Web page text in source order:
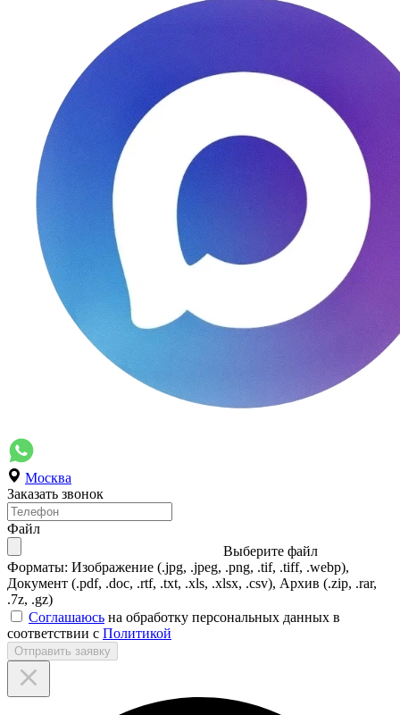
Москва
Заказать звонок
Файл
Выберите файл
Форматы: Изображение (.jpg, .jpeg, .png, .tif, .tiff, .webp),
Документ (.pdf, .doc, .rtf, .txt, .xls, .xlsx, .csv), Архив (.zip, .rar,
.7z, .gz)
Соглашаюсь на обработку персональных данных в
соответствии с Политикой
Отправить заявку